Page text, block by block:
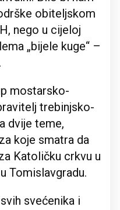
obiteljskom
nego u cijeloj
„bijele kuge“ –
mostarsko-
trebinjsko-
dvije teme,
koje smatra da
Katoličku crkvu u
Tomislavgradu.
svećenika i